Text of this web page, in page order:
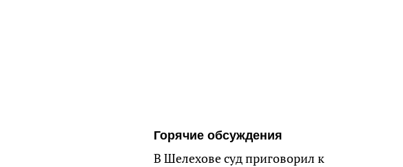
Горячие обсуждения
В Шелехове суд приговорил к